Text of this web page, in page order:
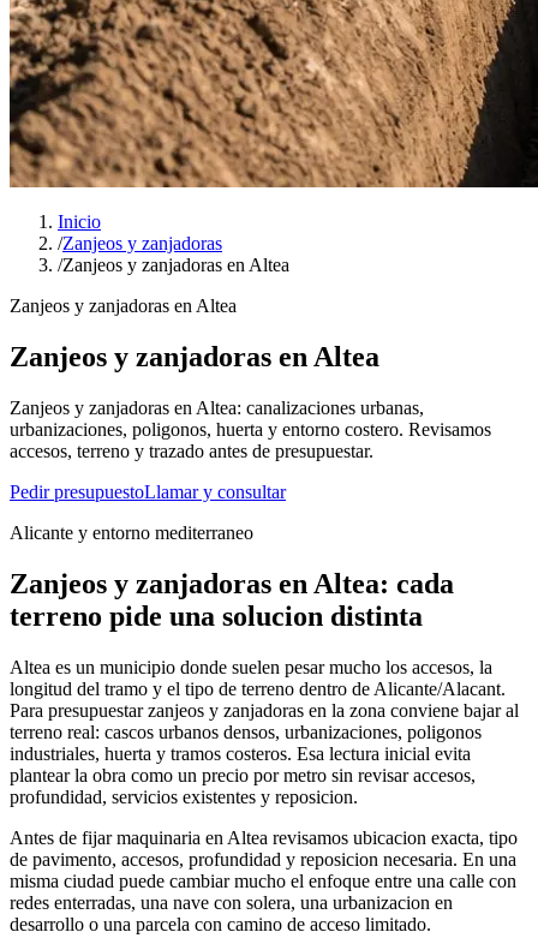
Inicio
/Zanjeos y zanjadoras
/Zanjeos y zanjadoras en Altea
Zanjeos y zanjadoras en Altea
Zanjeos y zanjadoras en Altea
Zanjeos y zanjadoras en Altea: canalizaciones urbanas,
urbanizaciones, poligonos, huerta y entorno costero. Revisamos
accesos, terreno y trazado antes de presupuestar.
Pedir presupuestoLlamar y consultar
Alicante y entorno mediterraneo
Zanjeos y zanjadoras en Altea: cada
terreno pide una solucion distinta
Altea es un municipio donde suelen pesar mucho los accesos, la
longitud del tramo y el tipo de terreno dentro de Alicante/Alacant.
Para presupuestar zanjeos y zanjadoras en la zona conviene bajar al
terreno real: cascos urbanos densos, urbanizaciones, poligonos
industriales, huerta y tramos costeros. Esa lectura inicial evita
plantear la obra como un precio por metro sin revisar accesos,
profundidad, servicios existentes y reposicion.
Antes de fijar maquinaria en Altea revisamos ubicacion exacta, tipo
de pavimento, accesos, profundidad y reposicion necesaria. En una
misma ciudad puede cambiar mucho el enfoque entre una calle con
redes enterradas, una nave con solera, una urbanizacion en
desarrollo o una parcela con camino de acceso limitado.